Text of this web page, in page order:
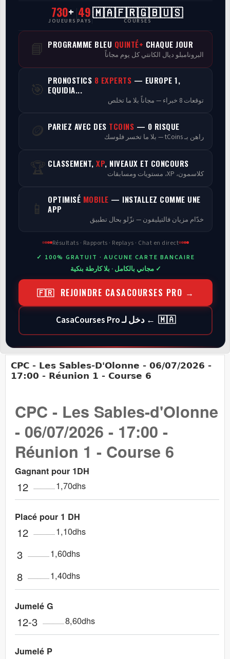
CasaCourses Pro
Resultats/Rapport CPCs
Discussion
Programmes
730+
JOUEURS
49
PAYS
🇲🇦🇫🇷🇬🇧🇺🇸
COURSES
📘 PROGRAMME BLEU QUINTÉ+ CHAQUE JOUR
البرونامبلو ديال الكانتي كل يوم مجاناً
🎯 PRONOSTICS 8 EXPERTS — EUROPE 1,
EQUIDIA...
توقعات 8 خبراء — مجاناً بلا ما تخلص
🪙 PARIEZ AVEC DES TCOINS — 0 RISQUE
راهن بـ tCoins — بلا ما تخسر فلوسك
🏆 CLASSEMENT, XP, NIVEAUX ET CONCOURS
كلاسمون، XP، مستويات ومسابقات
📱 OPTIMISÉ MOBILE — INSTALLEZ COMME UNE
APP
خدّام مزيان فالتيليفون — نزّلو بحال تطبيق
Résultats · Rapports · Replays · Chat en direct
✓ 100% GRATUIT · AUCUNE CARTE BANCAIRE
✓ مجاني بالكامل · بلا كارطة بنكية
🇫🇷 REJOINDRE CASACOURSES PRO →
🇲🇦 ← دخل لـ CasaCourses Pro
CPC - Les Sables-D'Olonne - 06/07/2026 -
17:00 - Réunion 1 - Course 6
CPC - Les Sables-d'Olonne
- 06/07/2026 - 17:00 -
Réunion 1 - Course 6
Gagnant pour 1DH
12 1,70dhs
Placé pour 1 DH
12 1,10dhs
3 1,60dhs
8 1,40dhs
Jumelé G
12-3 8,60dhs
Jumelé P